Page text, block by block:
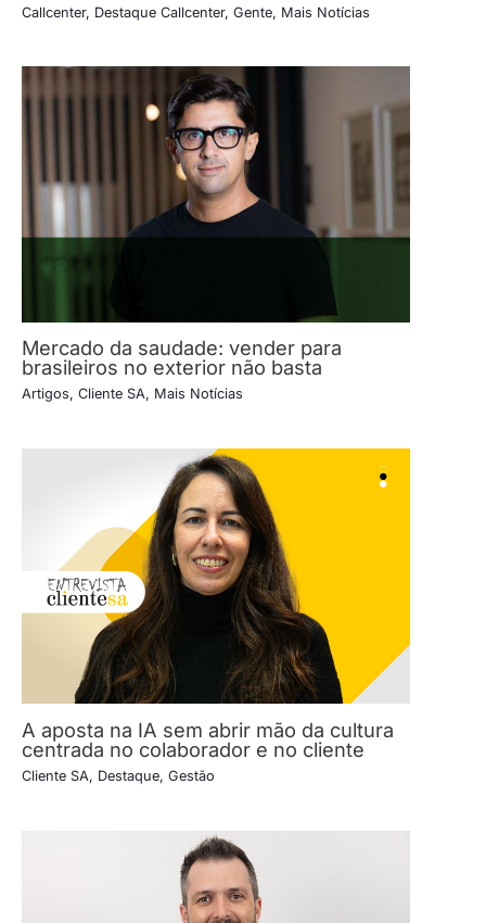
Callcenter, Destaque Callcenter, Gente, Mais Notícias
Mercado da saudade: vender para
brasileiros no exterior não basta
Artigos, Cliente SA, Mais Notícias
A aposta na IA sem abrir mão da cultura
centrada no colaborador e no cliente
Cliente SA, Destaque, Gestão